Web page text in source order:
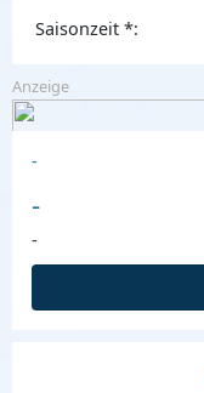
Saisonzeit *:
Anzeige
-
-
-